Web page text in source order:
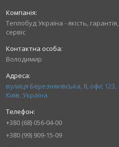
Теплобуд Україна - якість, гарантія,
сервіс
Володимир
вулиця Березняківська, 8, офіс 123,
Київ, Україна
+380 (68) 056-04-00
+380 (99) 909-15-09